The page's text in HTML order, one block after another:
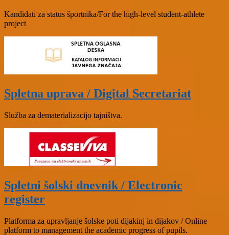
Kandidati za status športnika/For the high-level student-athlete
project
Spletna uprava / Digital Secretariat
Služba za dematerializacijo tajništva.
Spletni šolski dnevnik / Electronic
register
Platforma za upravljanje šolske poti dijakinj in dijakov / Online
platform to management the academic progress of pupils.